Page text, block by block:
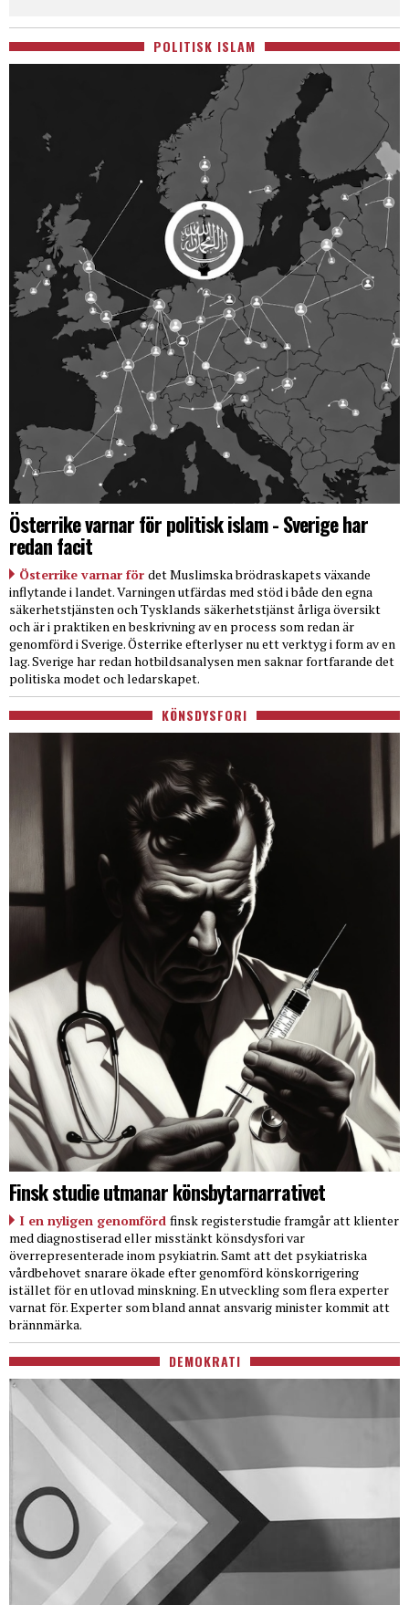
POLITISK ISLAM
Österrike varnar för politisk islam - Sverige har
redan facit
Österrike varnar för det Muslimska brödraskapets växande
inflytande i landet. Varningen utfärdas med stöd i både den egna
säkerhetstjänsten och Tysklands säkerhetstjänst årliga översikt
och är i praktiken en beskrivning av en process som redan är
genomförd i Sverige. Österrike efterlyser nu ett verktyg i form av en
lag. Sverige har redan hotbildsanalysen men saknar fortfarande det
politiska modet och ledarskapet.
KÖNSDYSFORI
Finsk studie utmanar könsbytarnarrativet
I en nyligen genomförd finsk registerstudie framgår att klienter
med diagnostiserad eller misstänkt könsdysfori var
överrepresenterade inom psykiatrin. Samt att det psykiatriska
vårdbehovet snarare ökade efter genomförd könskorrigering
istället för en utlovad minskning. En utveckling som flera experter
varnat för. Experter som bland annat ansvarig minister kommit att
brännmärka.
DEMOKRATI